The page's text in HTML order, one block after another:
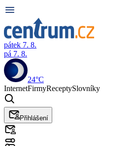
pátek 7. 8.
pá 7. 8.
24°C
InternetFirmyReceptySlovníky
Přihlášení